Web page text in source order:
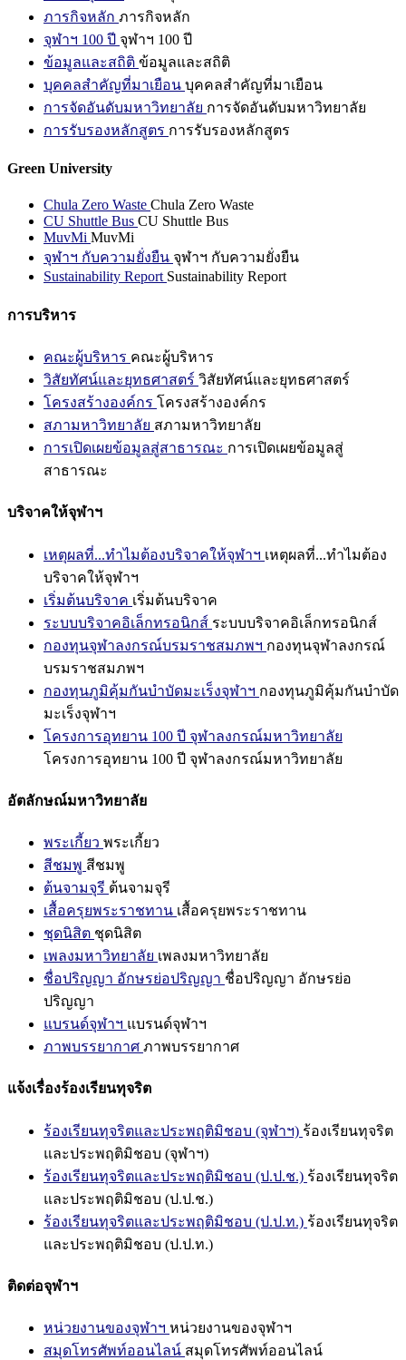
ภารกิจหลัก ภารกิจหลัก
จุฬาฯ 100 ปี จุฬาฯ 100 ปี
ข้อมูลและสถิติ ข้อมูลและสถิติ
บุคคลสำคัญที่มาเยือน บุคคลสำคัญที่มาเยือน
การจัดอันดับมหาวิทยาลัย การจัดอันดับมหาวิทยาลัย
การรับรองหลักสูตร การรับรองหลักสูตร
Green University
Chula Zero Waste Chula Zero Waste
CU Shuttle Bus CU Shuttle Bus
MuvMi MuvMi
จุฬาฯ กับความยั่งยืน จุฬาฯ กับความยั่งยืน
Sustainability Report Sustainability Report
การบริหาร
คณะผู้บริหาร คณะผู้บริหาร
วิสัยทัศน์และยุทธศาสตร์ วิสัยทัศน์และยุทธศาสตร์
โครงสร้างองค์กร โครงสร้างองค์กร
สภามหาวิทยาลัย สภามหาวิทยาลัย
การเปิดเผยข้อมูลสู่สาธารณะ การเปิดเผยข้อมูลสู่
สาธารณะ
บริจาคให้จุฬาฯ
เหตุผลที่...ทำไมต้องบริจาคให้จุฬาฯ เหตุผลที่...ทำไมต้อง
บริจาคให้จุฬาฯ
เริ่มต้นบริจาค เริ่มต้นบริจาค
ระบบบริจาคอิเล็กทรอนิกส์ ระบบบริจาคอิเล็กทรอนิกส์
กองทุนจุฬาลงกรณ์บรมราชสมภพฯ กองทุนจุฬาลงกรณ์
บรมราชสมภพฯ
กองทุนภูมิคุ้มกันบำบัดมะเร็งจุฬาฯ กองทุนภูมิคุ้มกันบำบัด
มะเร็งจุฬาฯ
โครงการอุทยาน 100 ปี จุฬาลงกรณ์มหาวิทยาลัย
โครงการอุทยาน 100 ปี จุฬาลงกรณ์มหาวิทยาลัย
อัตลักษณ์มหาวิทยาลัย
พระเกี้ยว พระเกี้ยว
สีชมพู สีชมพู
ต้นจามจุรี ต้นจามจุรี
เสื้อครุยพระราชทาน เสื้อครุยพระราชทาน
ชุดนิสิต ชุดนิสิต
เพลงมหาวิทยาลัย เพลงมหาวิทยาลัย
ชื่อปริญญา อักษรย่อปริญญา ชื่อปริญญา อักษรย่อ
ปริญญา
แบรนด์จุฬาฯ แบรนด์จุฬาฯ
ภาพบรรยากาศ ภาพบรรยากาศ
แจ้งเรื่องร้องเรียนทุจริต
ร้องเรียนทุจริตและประพฤติมิชอบ (จุฬาฯ) ร้องเรียนทุจริต
และประพฤติมิชอบ (จุฬาฯ)
ร้องเรียนทุจริตและประพฤติมิชอบ (ป.ป.ช.) ร้องเรียนทุจริต
และประพฤติมิชอบ (ป.ป.ช.)
ร้องเรียนทุจริตและประพฤติมิชอบ (ป.ป.ท.) ร้องเรียนทุจริต
และประพฤติมิชอบ (ป.ป.ท.)
ติดต่อจุฬาฯ
หน่วยงานของจุฬาฯ หน่วยงานของจุฬาฯ
สมุดโทรศัพท์ออนไลน์ สมุดโทรศัพท์ออนไลน์